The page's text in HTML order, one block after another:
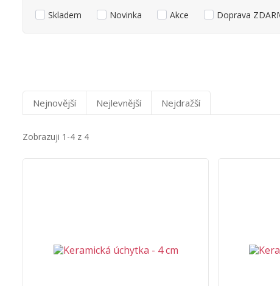
Skladem Novinka Akce Doprava
Nejnovější Nejlevnější Nejdražší
Zobrazuji 1-4 z 4